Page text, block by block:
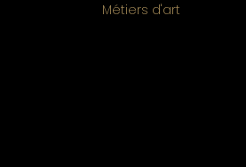
Métiers d'art